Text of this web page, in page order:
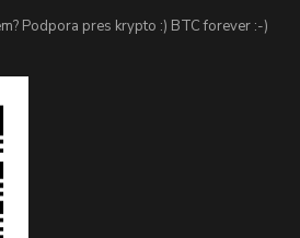
Podpora pres krypto :) BTC forever :-)